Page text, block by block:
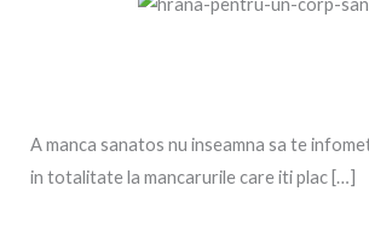
A manca sanatos nu inseamna sa te
in totalitate la mancarurile care iti plac […]